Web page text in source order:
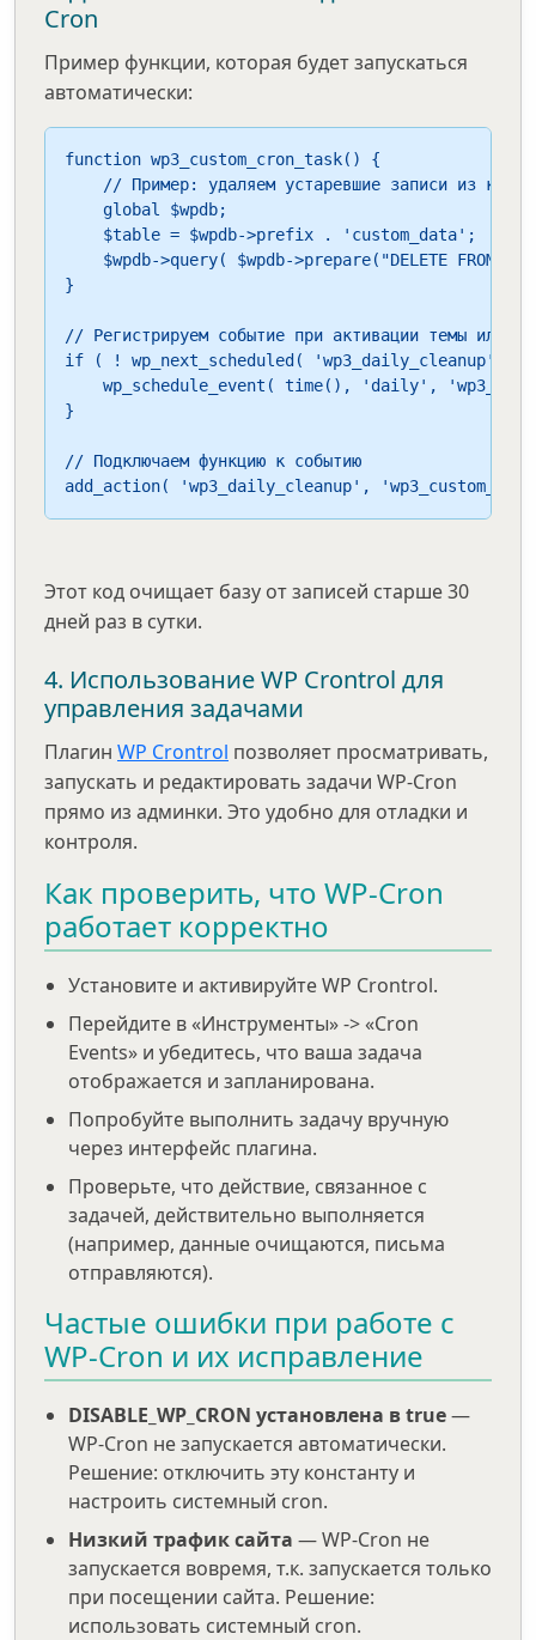
Cron
Пример функции, которая будет запускаться
автоматически:
function wp3_custom_cron_task() {
// Пример: удаляем устаревшие записи из
    global $wpdb;
    $table = $wpdb->prefix . 'custom_data';
$wpdb->query( $wpdb->prepare("DELETE FROM
}
// Регистрируем событие при активации темы или
if ( ! wp_next_scheduled( 'wp3_daily_cleanup' )
wp_schedule_event( time(), 'daily',
}
// Подключаем функцию к событию
add_action( 'wp3_daily_cleanup',
Этот код очищает базу от записей старше 30
дней раз в сутки.
4. Использование WP Crontrol для
управления задачами
Плагин WP Crontrol позволяет просматривать,
запускать и редактировать задачи WP-Cron
прямо из админки. Это удобно для отладки и
контроля.
Как проверить, что WP-Cron
работает корректно
Установите и активируйте WP Crontrol.
Перейдите в «Инструменты» -> «Cron
Events» и убедитесь, что ваша задача
отображается и запланирована.
Попробуйте выполнить задачу вручную
через интерфейс плагина.
Проверьте, что действие, связанное с
задачей, действительно выполняется
(например, данные очищаются, письма
отправляются).
Частые ошибки при работе с
WP-Cron и их исправление
DISABLE_WP_CRON установлена в true—
WP-Cron не запускается автоматически.
Решение: отключить эту константу и
настроить системный cron.
Низкий трафик сайта — WP-Cron не
запускается вовремя, т.к. запускается только
при посещении сайта. Решение:
использовать системный cron.